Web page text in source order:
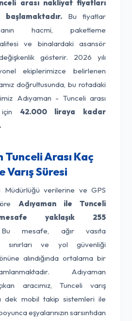
arası nakliyat fiyatları
Bu fiyatlar
hacmi, paketleme
ve binalardaki asansör
gösterir. 2026 yılı
ekiplerimizce belirlenen
doğrultusunda, bu rotadaki
Adıyaman - Tunceli arası
için 42.000 liraya kadar
Tunceli Arası Kaç
Varış Süresi
Müdürlüğü verilerine ve GPS
Adıyaman ile Tunceli
yaklaşık 255
mesafe, ağır vasıta
sınırları ve yol güvenliği
alındığında ortalama bir
Adıyaman
aracımız, Tunceli varış
dek mobil takip sistemleri ile
eşyalarınızın sarsıntıdan